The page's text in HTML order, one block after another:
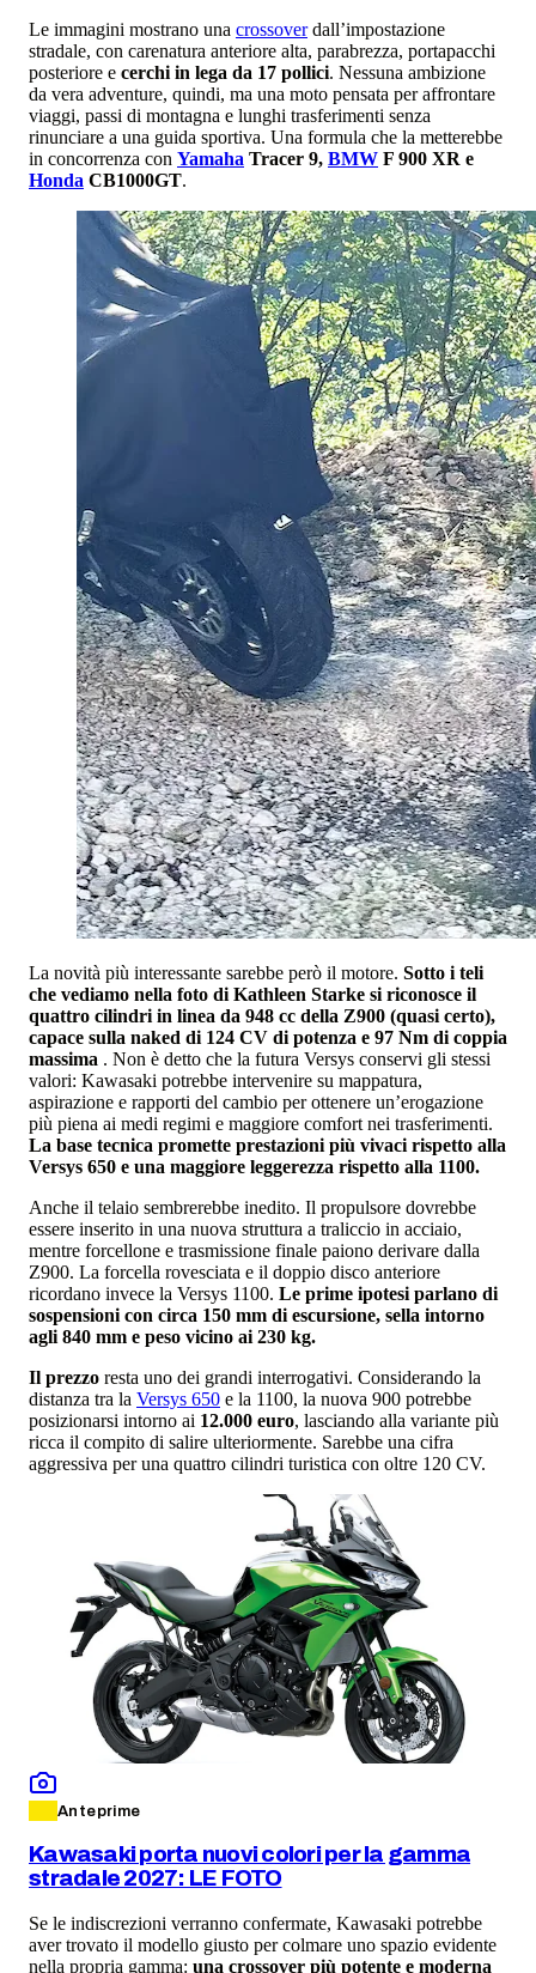
Le immagini mostrano una crossoverdall’impostazione
stradale, con carenatura anteriore alta, parabrezza, portapacchi
posteriore e cerchi in lega da 17 pollici. Nessuna ambizione
da vera adventure, quindi, ma una moto pensata per affrontare
viaggi, passi di montagna e lunghi trasferimenti senza
rinunciare a una guida sportiva. Una formula che la metterebbe
in concorrenza con Yamaha Tracer 9, BMW F 900 XR e
Honda CB1000GT.
La novità più interessante sarebbe però il motore. Sotto i teli
che vediamo nella foto di Kathleen Starke si riconosce il
quattro cilindri in linea da 948 cc della Z900 (quasi certo),
capace sulla naked di 124 CV di potenza e 97 Nm di coppia
massima . Non è detto che la futura Versys conservi gli stessi
valori: Kawasaki potrebbe intervenire su mappatura,
aspirazione e rapporti del cambio per ottenere un’erogazione
più piena ai medi regimi e maggiore comfort nei trasferimenti.
La base tecnica promette prestazioni più vivaci rispetto alla
Versys 650 e una maggiore leggerezza rispetto alla 1100.
Anche il telaio sembrerebbe inedito. Il propulsore dovrebbe
essere inserito in una nuova struttura a traliccio in acciaio,
mentre forcellone e trasmissione finale paiono derivare dalla
Z900. La forcella rovesciata e il doppio disco anteriore
ricordano invece la Versys 1100. Le prime ipotesi parlano di
sospensioni con circa 150 mm di escursione, sella intorno
agli 840 mm e peso vicino ai 230 kg.
Il prezzo resta uno dei grandi interrogativi. Considerando la
distanza tra la Versys 650 e la 1100, la nuova 900 potrebbe
posizionarsi intorno ai 12.000 euro, lasciando alla variante più
ricca il compito di salire ulteriormente. Sarebbe una cifra
aggressiva per una quattro cilindri turistica con oltre 120 CV.
Anteprime
Kawasaki porta nuovi colori per la gamma
stradale 2027: LE FOTO
Se le indiscrezioni verranno confermate, Kawasaki potrebbe
aver trovato il modello giusto per colmare uno spazio evidente
nella propria gamma: una crossover più potente e moderna